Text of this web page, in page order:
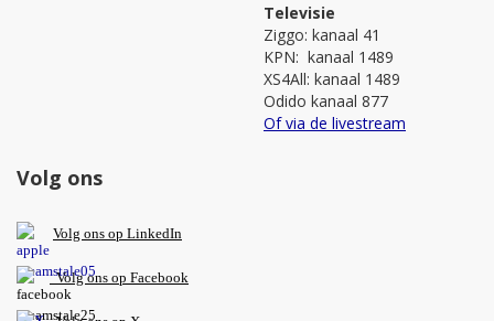
Televisie
Ziggo: kanaal 41
KPN: kanaal 1489
XS4All: kanaal 1489
Odido kanaal 877
Of via de livestream
Volg ons
Volg ons op LinkedIn
Volg ons op Facebook